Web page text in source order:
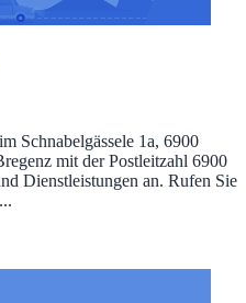
Schnabelgässele 1a, 6900
mit der Postleitzahl 6900
Dienstleistungen an. Rufen Sie